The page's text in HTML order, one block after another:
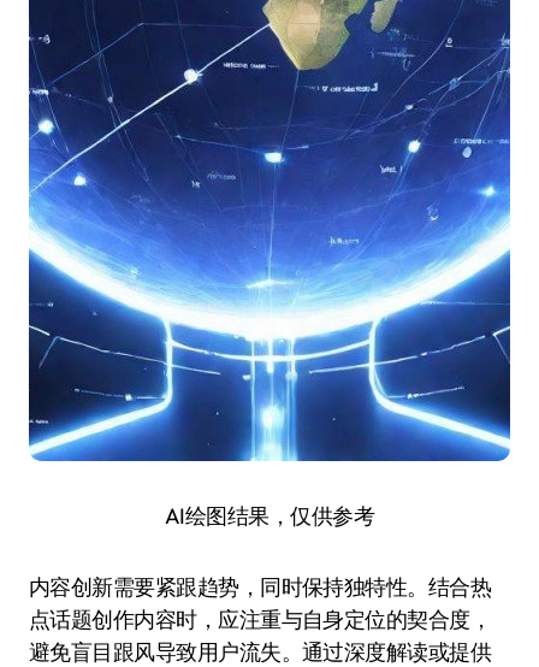
AI绘图结果，仅供参考
内容创新需要紧跟趋势，同时保持独特性。结合热
点话题创作内容时，应注重与自身定位的契合度，
避免盲目跟风导致用户流失。通过深度解读或提供